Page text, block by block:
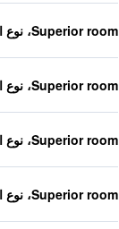
Superior room، نوع السرير غير معروف
Superior room، نوع السرير غير معروف
Superior room، نوع السرير غير معروف
Superior room، نوع السرير غير معروف